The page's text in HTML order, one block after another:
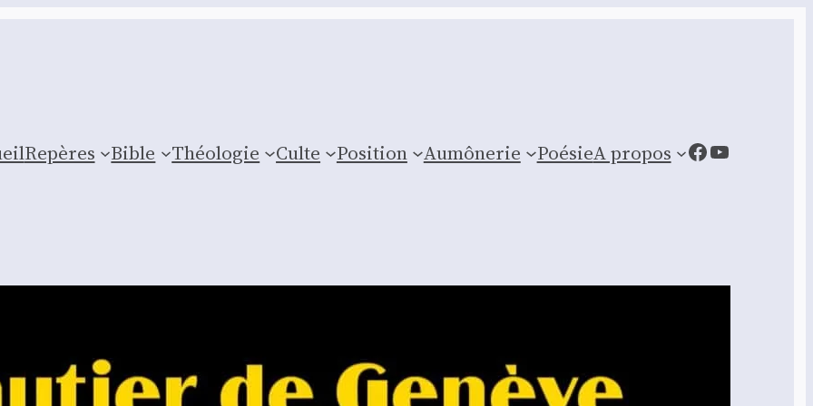
Repères Bible Théologie Culte Posi­tion Aumônerie PoésieA propos Facebook
YouTube